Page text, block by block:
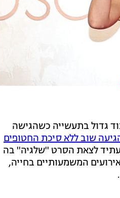
גדול בתעשייה כשהגישה
שוב ללא סיכת החטופים
לצאת הסרט ''שלגיה'' בה
המשמעותיים בחייה,